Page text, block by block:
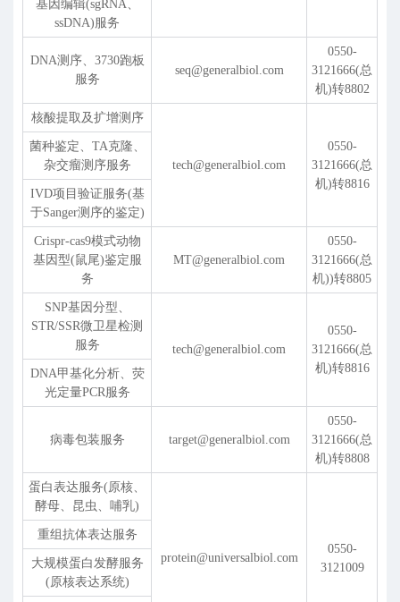
基因编辑(sgRNA、
ssDNA)服务
DNA测序、3730跑板
服务
seq@generalbiol.com
0550-
3121666(总
机)转8802
核酸提取及扩增测序
tech@generalbiol.com
0550-
3121666(总
机)转8816
菌种鉴定、TA克隆、
杂交瘤测序服务
IVD项目验证服务(基
于Sanger测序的鉴定)
Crispr-cas9模式动物
基因型(鼠尾)鉴定服
务
MT@generalbiol.com
0550-
3121666(总
机))转8805
SNP基因分型、
STR/SSR微卫星检测
服务
tech@generalbiol.com
0550-
3121666(总
机)转8816
DNA甲基化分析、荧
光定量PCR服务
病毒包装服务 target@generalbiol.com
0550-
3121666(总
机)转8808
蛋白表达服务(原核、
酵母、昆虫、哺乳)
protein@universalbiol.com
0550-
3121009
重组抗体表达服务
大规模蛋白发酵服务
(原核表达系统)